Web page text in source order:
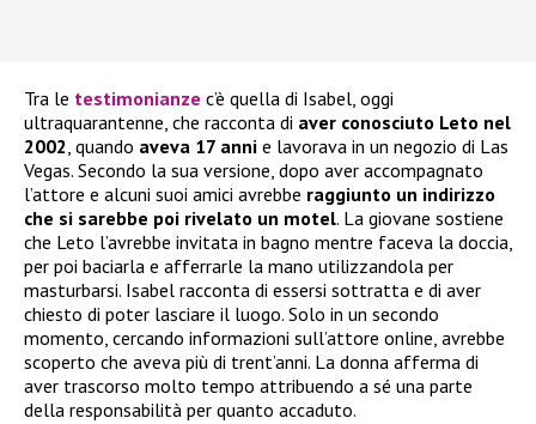
Tra le testimonianze c’è quella di Isabel, oggi
ultraquarantenne, che racconta di aver conosciuto Leto nel
2002, quando aveva 17 anni e lavorava in un negozio di Las
Vegas. Secondo la sua versione, dopo aver accompagnato
l’attore e alcuni suoi amici avrebbe raggiunto un indirizzo
che si sarebbe poi rivelato un motel. La giovane sostiene
che Leto l’avrebbe invitata in bagno mentre faceva la doccia,
per poi baciarla e afferrarle la mano utilizzandola per
masturbarsi. Isabel racconta di essersi sottratta e di aver
chiesto di poter lasciare il luogo. Solo in un secondo
momento, cercando informazioni sull’attore online, avrebbe
scoperto che aveva più di trent’anni. La donna afferma di
aver trascorso molto tempo attribuendo a sé una parte
della responsabilità per quanto accaduto.